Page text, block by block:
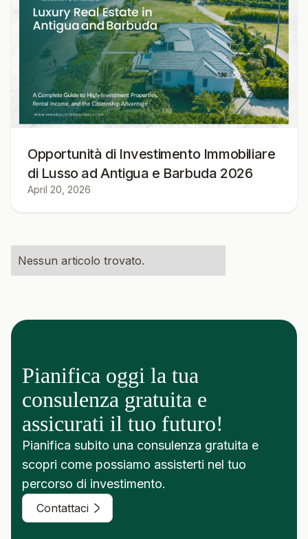
Nessun articolo trovato.
Opportunità di Investimento Immobiliare
di Lusso ad Antigua e Barbuda 2026
April 20, 2026
Pianifica oggi la tua
consulenza gratuita e
assicurati il tuo futuro!
Pianifica subito una consulenza gratuita e
scopri come possiamo assisterti nel tuo
percorso di investimento.
Contattaci